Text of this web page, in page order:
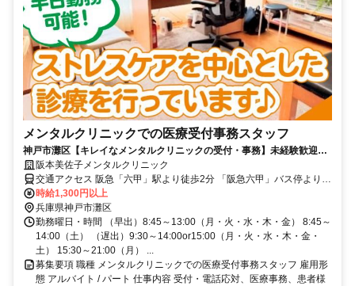
メンタルクリニックでの医療受付事務スタッフ
神戸市灘区【キレイなメンタルクリニックの受付・事務】未経験歓迎／
研修充実／希望シフト考慮☆
阪本美佐子メンタルクリニック
交通アクセス 阪急「六甲」駅より徒歩2分 「阪急六甲」バス停より徒
歩1分
時給1,300円以上
兵庫県神戸市灘区
勤務曜日・時間 （早出）8:45～13:00（月・火・水・木・金） 8:45～
14:00（土） （遅出）9:30～14:00or15:00（月・火・水・木・金・
土） 15:30～21:00（月） ...
募集要項 職種 メンタルクリニックでの医療受付事務スタッフ 雇用形
態 アルバイト / パート 仕事内容 受付・電話応対、医療事務、患者様